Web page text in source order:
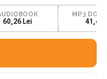
60,26 Lei
MP3
41,47